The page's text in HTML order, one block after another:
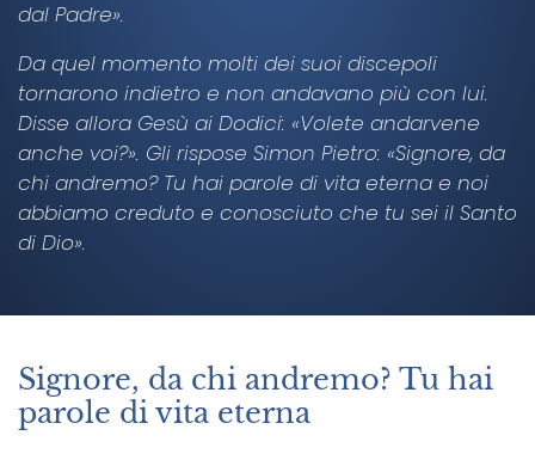
dal Padre».
Da quel momento molti dei suoi discepoli
tornarono indietro e non andavano più con lui.
Disse allora Gesù ai Dodici: «Volete andarvene
anche voi?». Gli rispose Simon Pietro: «Signore, da
chi andremo? Tu hai parole di vita eterna e noi
abbiamo creduto e conosciuto che tu sei il Santo
di Dio».
Signore, da chi andremo? Tu hai
parole di vita eterna